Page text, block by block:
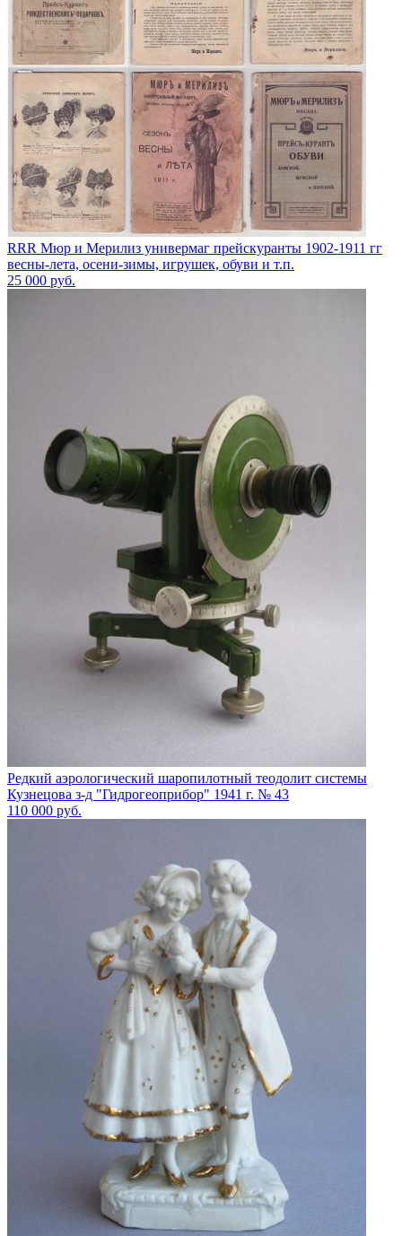
RRR Мюр и Мерилиз универмаг прейскуранты 1902-1911 гг
весны-лета, осени-зимы, игрушек, обуви и т.п.
25 000 руб.
Редкий аэрологический шаропилотный теодолит системы
Кузнецова з-д "Гидрогеоприбор" 1941 г. № 43
110 000 руб.